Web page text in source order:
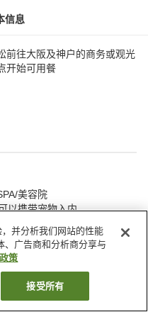
信息
前往大阪及神户的商务或观光
开始可用餐
美容院
以携带宠物入内
崎华美达安可酒店
并分析我们网站的性能
、广告商和分析商分享与
策
接受所有